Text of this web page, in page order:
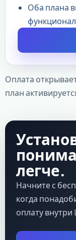
Оба плана
Оплата
план
легче.
Начните с
когда
оплату внутри